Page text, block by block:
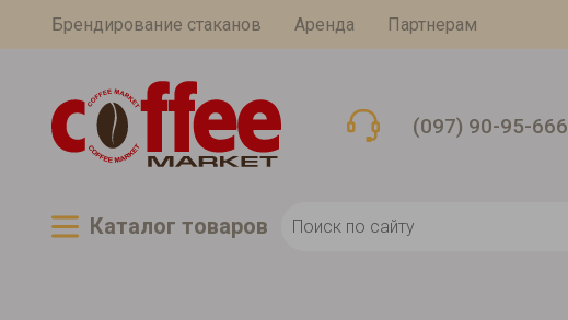
Брендирование стаканов Аренда Партнерам
(097) 90-95-666
Каталог товаров